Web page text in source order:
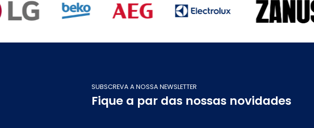
SUBSCREVA A NOSSA NEWSLETTER
Fique a par das nossas novidades